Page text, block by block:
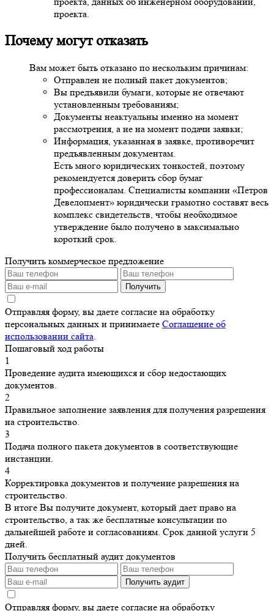
проекта.
Почему могут отказать
Вам может быть отказано по нескольким причинам:
Отправлен не полный пакет документов;
Вы предъявили бумаги, которые не отвечают
установленным требованиям;
Документы неактуальны именно на момент
рассмотрения, а не на момент подачи заявки;
Информация, указанная в заявке, противоречит
предъявленным документам.
Есть много юридических тонкостей, поэтому
рекомендуется доверить сбор бумаг
профессионалам. Специалисты компании «Петров
Девелопмент» юридически грамотно составят весь
комплекс свидетельств, чтобы необходимое
утверждение было получено в максимально
короткий срок.
Получить коммерческое предложение
Получить
Отправляя форму, вы даете согласие на обработку
персональных данных и принимаете Соглашение об
использовании сайта
Пошаговый ход работы
1
Проведение аудита имеющихся и сбор недостающих
документов.
2
Правильное заполнение заявления для получения разрешения
на строительство.
3
Подача полного пакета документов в соответствующие
инстанции.
4
Корректировка документов и получение разрешения на
строительство.
В итоге Вы получите документ, который дает право на
строительство, а так же бесплатные консультации по
дальнейшей работе и согласованиям. Срок данной услуги 5
дней.
Получить бесплатный аудит документов
Получить аудит
Отправляя форму, вы даете согласие на обработку